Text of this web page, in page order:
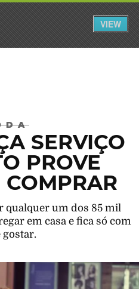
VIEW
INICIAR SESSÃO
SERVIÇO
PROVE
qualquer um dos 85 mil
em casa e fica só com
gostar.